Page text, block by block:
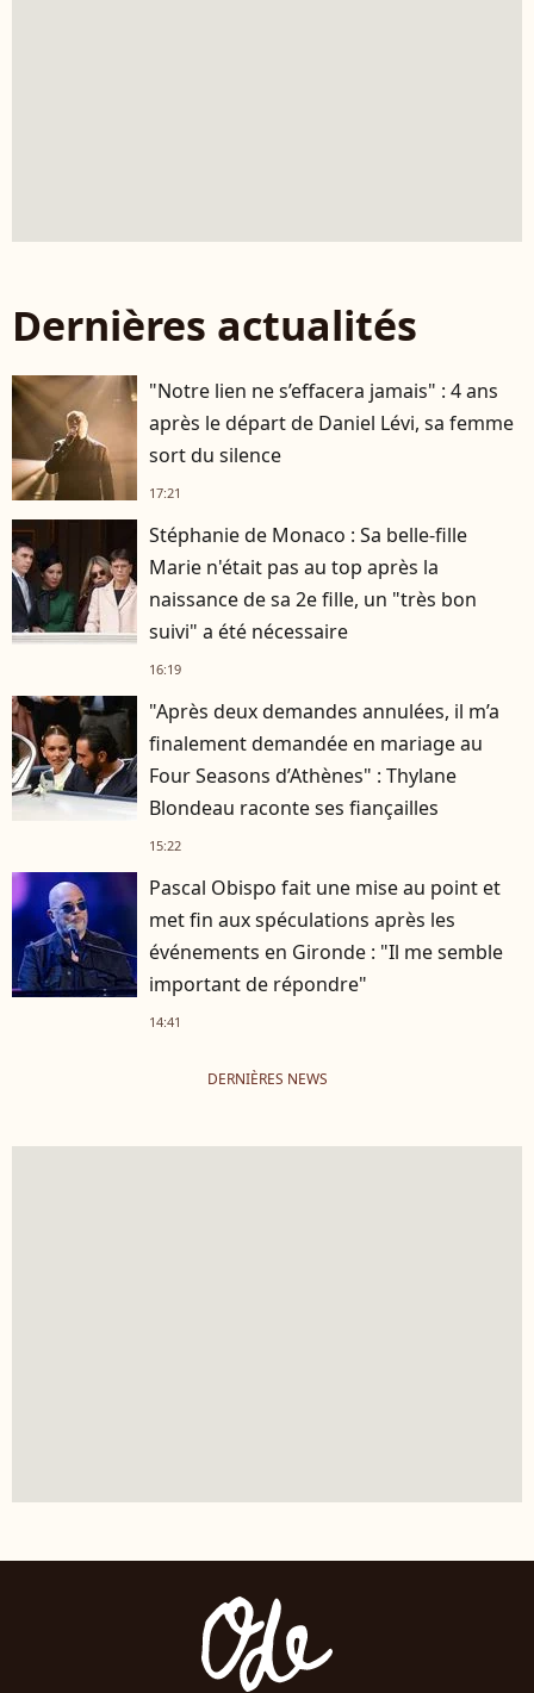
Dernières actualités
"Notre lien ne s’effacera jamais" : 4 ans
après le départ de Daniel Lévi, sa femme
sort du silence
17:21
Stéphanie de Monaco : Sa belle-fille
Marie n'était pas au top après la
naissance de sa 2e fille, un "très bon
suivi" a été nécessaire
16:19
"Après deux demandes annulées, il m’a
finalement demandée en mariage au
Four Seasons d’Athènes" : Thylane
Blondeau raconte ses fiançailles
15:22
Pascal Obispo fait une mise au point et
met fin aux spéculations après les
événements en Gironde : "Il me semble
important de répondre"
14:41
DERNIÈRES NEWS